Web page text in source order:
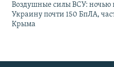
Воздушные силы ВСУ: ночью
Украину почти 150 БпЛА,
Крыма